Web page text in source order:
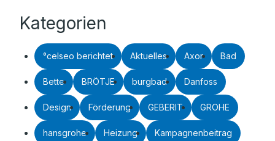
Kategorien
°celseo berichtet Aktuelles Axor Bad
Bette BRÖTJE burgbad Danfoss
Design Förderung GEBERIT GROHE
hansgrohe Heizung Kampagnenbeitrag